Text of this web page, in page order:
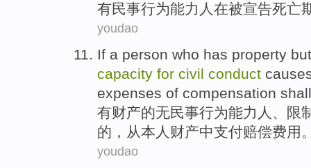
有民事行为能力人在被宣告死亡
youdao
If a person who has property
capacity for civil conduct
expenses of compensation
有财产的无民事行为能力 人 、 限
的，从本人财产中支付赔偿费用
youdao